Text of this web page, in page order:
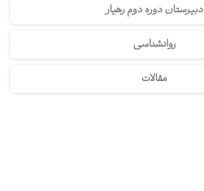
دبیرستان دوره دوم رهیار
روانشناسی
مقالات